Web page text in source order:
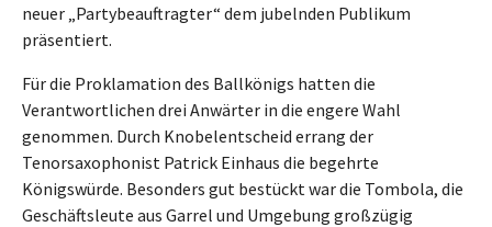
neuer „Partybeauftragter“ dem jubelnden Publikum
präsentiert.
Für die Proklamation des Ballkönigs hatten die
Verantwortlichen drei Anwärter in die engere Wahl
genommen. Durch Knobelentscheid errang der
Tenorsaxophonist Patrick Einhaus die begehrte
Königswürde. Besonders gut bestückt war die Tombola, die
Geschäftsleute aus Garrel und Umgebung großzügig